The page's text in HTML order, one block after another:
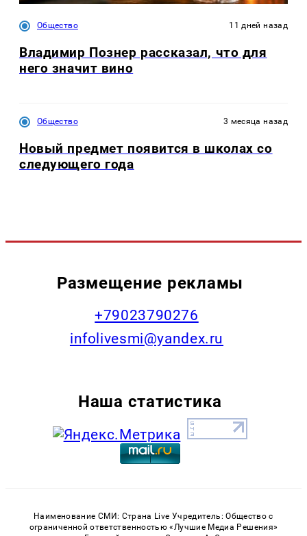
Общество 11 дней назад
Владимир Познер рассказал, что для
него значит вино
Общество 3 месяца назад
Новый предмет появится в школах со
следующего года
Размещение рекламы
+79023790276
infolivesmi@yandex.ru
Наша статистика
Наименование СМИ: Страна Live Учредитель: Общество с
ограниченной ответственностью «Лучшие Медиа Решения»